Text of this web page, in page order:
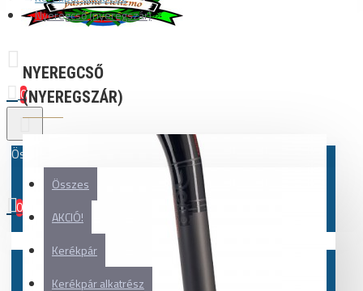
0
Összes
Összes
AKCIÓ!
Kerékpár
Kerékpár alkatrész
0
Nyeregcső (nyeregszár)
NYEREGCSŐ
(NYEREGSZÁR)